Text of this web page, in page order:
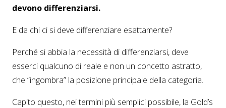
devono differenziarsi.
E da chi ci si deve differenziare esattamente?
Perché si abbia la necessità di differenziarsi, deve
esserci qualcuno di reale e non un concetto astratto,
che “ingombra” la posizione principale della categoria.
Capito questo, nei termini più semplici possibile, la Gold’s